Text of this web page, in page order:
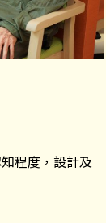
程度，設計及